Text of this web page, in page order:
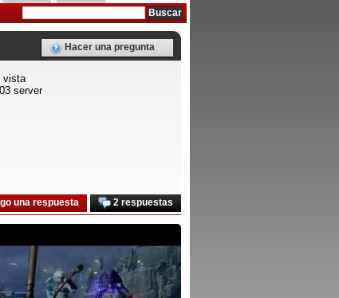
Hacer una pregunta
vista
server
2 respuestas
una respuesta